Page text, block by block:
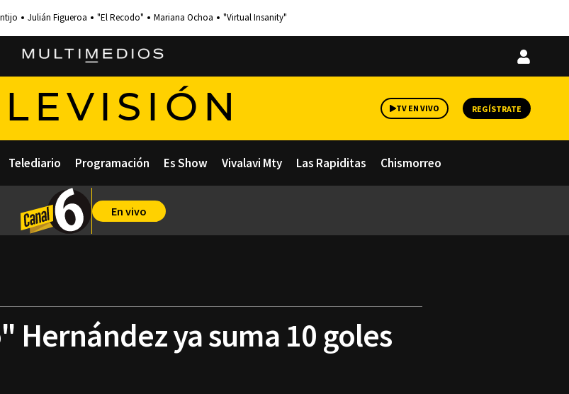
Julián Figueroa "El Recodo" Mariana Ochoa "Virtual Insanity"
Iniciar
TV EN VIVO REGÍSTRATE
Telediario Programación Es Show Vivalavi Mty Las Rapiditas Chismorreo
En vivo
ya suma 10 goles